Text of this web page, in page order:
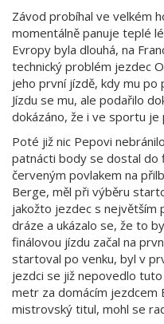
Závod probíhal ve velkém
momentálně panuje teplé
Evropy byla dlouhá, na
technický problém jezdec
jeho první jízdě, kdy mu po
Jízdu se mu, ale podařilo
dokázáno, že i ve sportu
Poté již nic Pepovi
patnácti body se dostal do
červeným povlakem na
Berge, měl při výběru
jakožto jezdec s největším
dráze a ukázalo se, že to
finálovou jízdu začal na
startoval po venku, byl v
jezdci se již nepovedlo
metr za domácím jezdcem
mistrovský titul, mohl se